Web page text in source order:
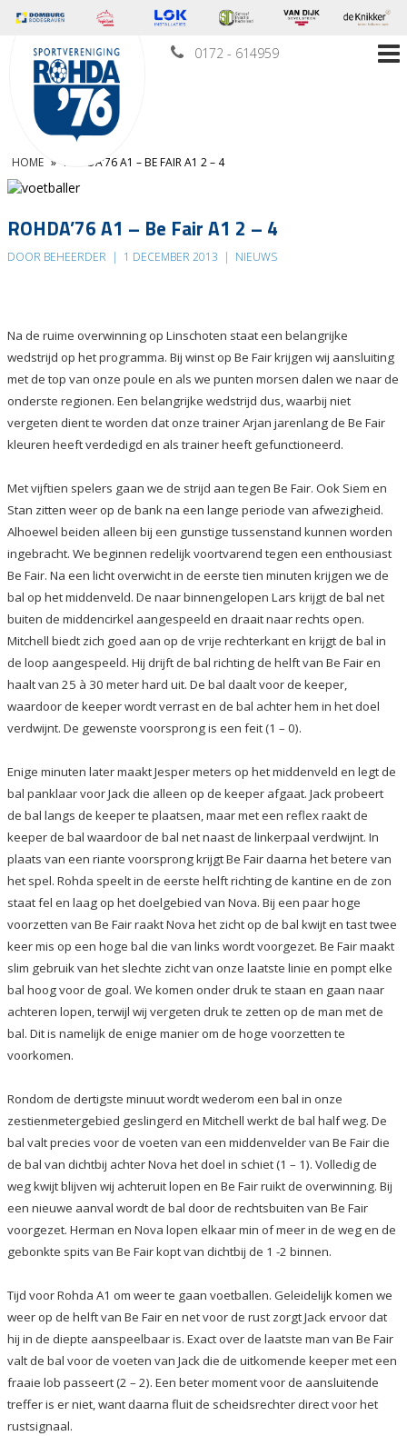
0172 - 614959
HOME » ROHDA’76 A1 – BE FAIR A1 2 – 4
ROHDA’76 A1 – Be Fair A1 2 – 4
DOOR BEHEERDER | 1 DECEMBER 2013 | NIEUWS
Na de ruime overwinning op Linschoten staat een belangrijke
wedstrijd op het programma. Bij winst op Be Fair krijgen wij aansluiting
met de top van onze poule en als we punten morsen dalen we naar de
onderste regionen. Een belangrijke wedstrijd dus, waarbij niet
vergeten dient te worden dat onze trainer Arjan jarenlang de Be Fair
kleuren heeft verdedigd en als trainer heeft gefunctioneerd.
Met vijftien spelers gaan we de strijd aan tegen Be Fair. Ook Siem en
Stan zitten weer op de bank na een lange periode van afwezigheid.
Alhoewel beiden alleen bij een gunstige tussenstand kunnen worden
ingebracht. We beginnen redelijk voortvarend tegen een enthousiast
Be Fair. Na een licht overwicht in de eerste tien minuten krijgen we de
bal op het middenveld. De naar binnengelopen Lars krijgt de bal net
buiten de middencirkel aangespeeld en draait naar rechts open.
Mitchell biedt zich goed aan op de vrije rechterkant en krijgt de bal in
de loop aangespeeld. Hij drijft de bal richting de helft van Be Fair en
haalt van 25 à 30 meter hard uit. De bal daalt voor de keeper,
waardoor de keeper wordt verrast en de bal achter hem in het doel
verdwijnt. De gewenste voorsprong is een feit (1 – 0).
Enige minuten later maakt Jesper meters op het middenveld en legt de
bal panklaar voor Jack die alleen op de keeper afgaat. Jack probeert
de bal langs de keeper te plaatsen, maar met een reflex raakt de
keeper de bal waardoor de bal net naast de linkerpaal verdwijnt. In
plaats van een riante voorsprong krijgt Be Fair daarna het betere van
het spel. Rohda speelt in de eerste helft richting de kantine en de zon
staat fel en laag op het doelgebied van Nova. Bij een paar hoge
voorzetten van Be Fair raakt Nova het zicht op de bal kwijt en tast twee
keer mis op een hoge bal die van links wordt voorgezet. Be Fair maakt
slim gebruik van het slechte zicht van onze laatste linie en pompt elke
bal hoog voor de goal. We komen onder druk te staan en gaan naar
achteren lopen, terwijl wij vergeten druk te zetten op de man met de
bal. Dit is namelijk de enige manier om de hoge voorzetten te
voorkomen.
Rondom de dertigste minuut wordt wederom een bal in onze
zestienmetergebied geslingerd en Mitchell werkt de bal half weg. De
bal valt precies voor de voeten van een middenvelder van Be Fair die
de bal van dichtbij achter Nova het doel in schiet (1 – 1). Volledig de
weg kwijt blijven wij achteruit lopen en Be Fair ruikt de overwinning. Bij
een nieuwe aanval wordt de bal door de rechtsbuiten van Be Fair
voorgezet. Herman en Nova lopen elkaar min of meer in de weg en de
gebonkte spits van Be Fair kopt van dichtbij de 1 -2 binnen.
Tijd voor Rohda A1 om weer te gaan voetballen. Geleidelijk komen we
weer op de helft van Be Fair en net voor de rust zorgt Jack ervoor dat
hij in de diepte aanspeelbaar is. Exact over de laatste man van Be Fair
valt de bal voor de voeten van Jack die de uitkomende keeper met een
fraaie lob passeert (2 – 2). Een beter moment voor de aansluitende
treffer is er niet, want daarna fluit de scheidsrechter direct voor het
rustsignaal.